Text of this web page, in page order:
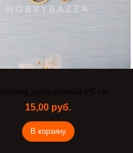
декоративный 6*5 см
15,00 руб.
В корзину